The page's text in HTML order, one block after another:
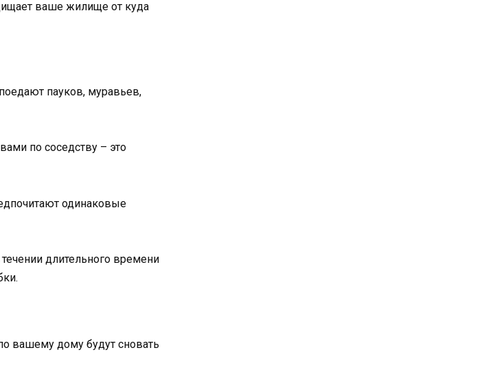
ваше жилище от куда
пауков, муравьев,
по соседству – это
одинаковые
длительного времени
вашему дому будут сновать